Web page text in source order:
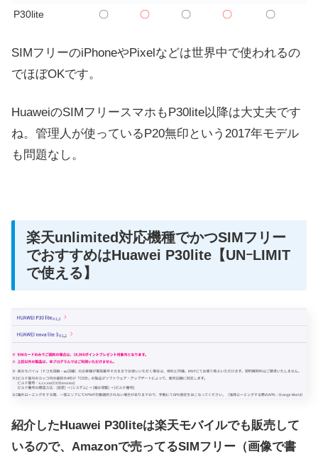
P30lite
〇 〇 〇 〇 〇
SIMフリーのiPhoneやPixelなどは世界中で使われるの
でほぼOKです。
HuaweiのSIMフリースマホもP30lite以降は大丈夫です
ね。管理人が使っているP20無印という2017年モデル
も問題なし。
楽天unlimited対応機種でかつSIMフリー
でおすすめはHuawei P30lite【UNｰLIMIT
で使える】
紹介したHuawei P30liteは楽天モバイルでも販売して
いるので、Amazonで売ってるSIMフリー（画像で書